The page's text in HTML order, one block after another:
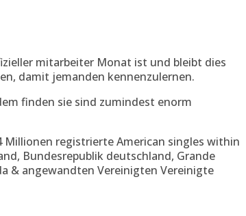
mitarbeiter Monat ist und bleibt dies
damit jemanden kennenzulernen.
finden sie sind zumindest enorm
registrierte American singles within
Bundesrepublik deutschland, Grande
& angewandten Vereinigten Vereinigte